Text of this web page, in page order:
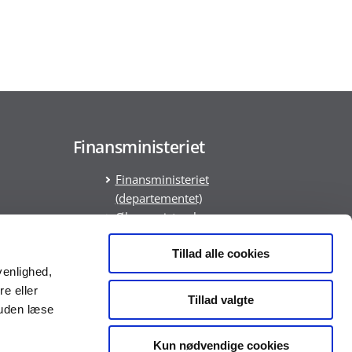
eller
læse
Tillad alle cookies
Tillad valgte
Kun nødvendige cookies
Finansministeriet
Finansministeriet
(departementet)
Økonomistyrelsen
Medarbejder- og
Kompetencestyrelsen
Statens Administration